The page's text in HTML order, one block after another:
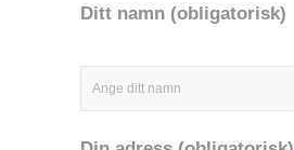
Ditt namn (obligatorisk)